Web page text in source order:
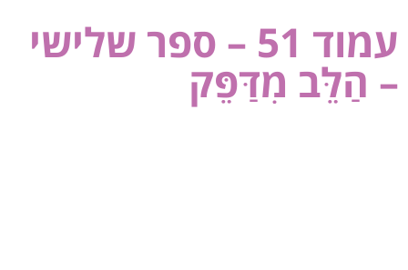
עמוד 51 – ספר שלישי
– הַלֵּב מִדַּפֵּק